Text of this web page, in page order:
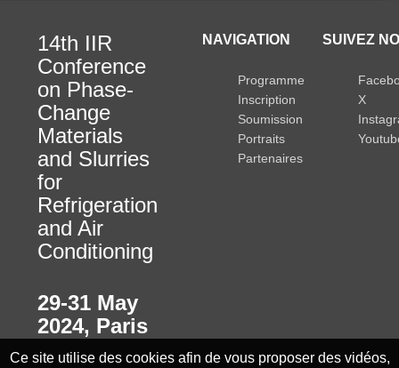
Ce site utilise des cookies afin de vous proposer des vidéos,
14th IIR
Conference
on Phase-
Change
Materials
and Slurries
for
Refrigeration
and Air
Conditioning
29-31 May
2024, Paris
NAVIGATION
Programme
Inscription
Soumission
Portraits
Partenaires
SUIVEZ
X